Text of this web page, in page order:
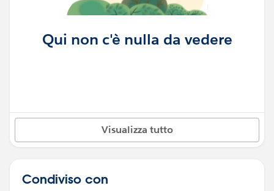
Qui non c'è nulla da vedere
Visualizza tutto
Condiviso con